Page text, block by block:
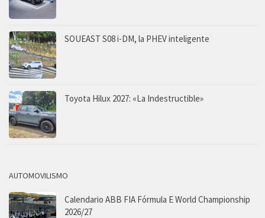
SOUEAST S08 i-DM, la PHEV inteligente
Toyota Hilux 2027: «La Indestructible»
AUTOMOVILISMO
Calendario ABB FIA Fórmula E World Championship
2026/27